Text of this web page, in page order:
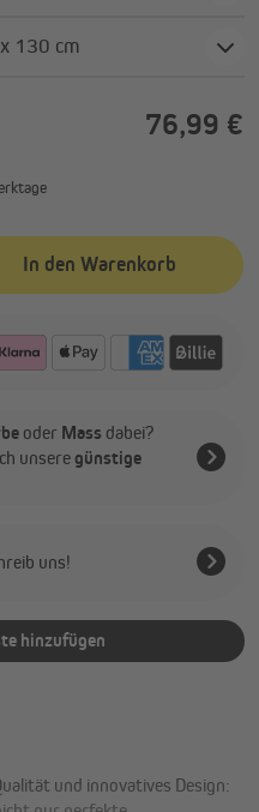
in cm: 105 x 130 cm
76,99 €
Wert ein oder
In den Warenkorb
oder Mass dabei?
unsere günstige
uns!
hinzufügen
und innovatives Design: